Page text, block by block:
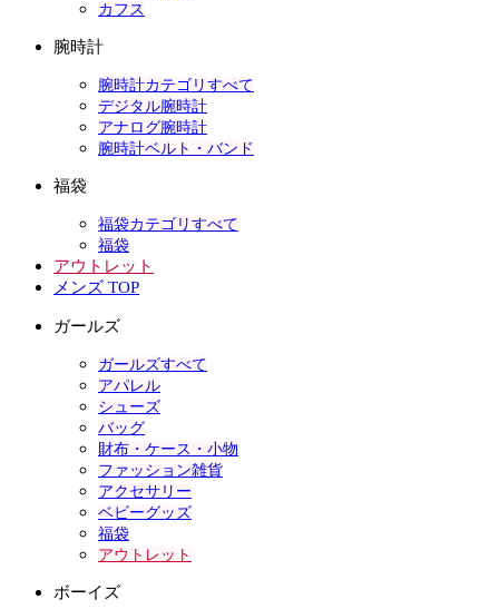
カフス
腕時計
腕時計カテゴリすべて
デジタル腕時計
アナログ腕時計
腕時計ベルト・バンド
福袋
福袋カテゴリすべて
福袋
アウトレット
メンズ TOP
ガールズ
ガールズすべて
アパレル
シューズ
バッグ
財布・ケース・小物
ファッション雑貨
アクセサリー
ベビーグッズ
福袋
アウトレット
ボーイズ